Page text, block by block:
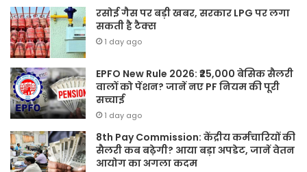
रसोई गैस पर बड़ी खबर, सरकार LPG पर लगा
सकती है टैक्स
1 day ago
EPFO New Rule 2026: ₹25,000 बेसिक सैलरी
वालों को पेंशन? जानें नए PF नियम की पूरी
सच्चाई
1 day ago
8th Pay Commission: केंद्रीय कर्मचारियों की
सैलरी कब बढ़ेगी? आया बड़ा अपडेट, जानें वेतन
आयोग का अगला कदम